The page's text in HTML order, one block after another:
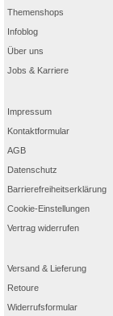
Themenshops
Infoblog
Über uns
Jobs & Karriere
Impressum
Kontaktformular
AGB
Datenschutz
Barrierefreiheitserklärung
Cookie-Einstellungen
Vertrag widerrufen
Versand & Lieferung
Retoure
Widerrufsformular